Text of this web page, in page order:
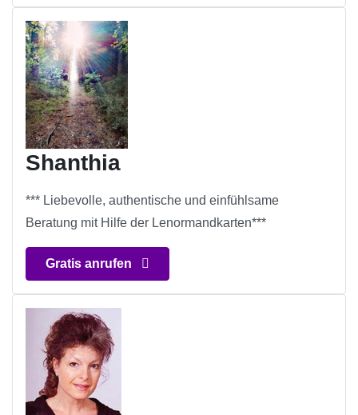
Shanthia
*** Liebevolle, authentische und einfühlsame
Beratung mit Hilfe der Lenormandkarten***
Gratis anrufen